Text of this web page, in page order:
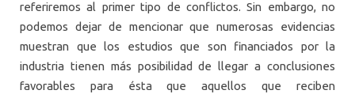
referiremos al primer tipo de conflictos. Sin embargo, no
podemos dejar de mencionar que numerosas evidencias
muestran que los estudios que son financiados por la
industria tienen más posibilidad de llegar a conclusiones
favorables para ésta que aquellos que reciben